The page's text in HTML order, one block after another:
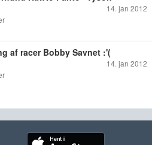
14. jan 2012
af racer Bobby Savnet :'(
14. jan 2012